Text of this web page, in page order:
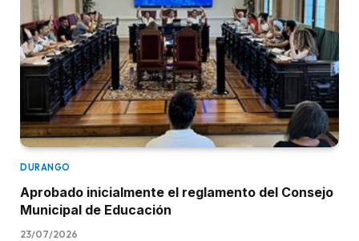
DURANGO
Aprobado inicialmente el reglamento del Consejo
Municipal de Educación
23/07/2026